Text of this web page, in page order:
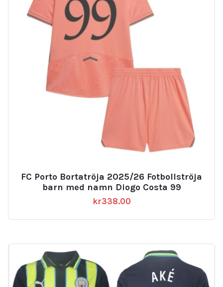
FC Porto Bortatröja 2025/26 Fotbollströja
barn med namn Diogo Costa 99
kr338.00